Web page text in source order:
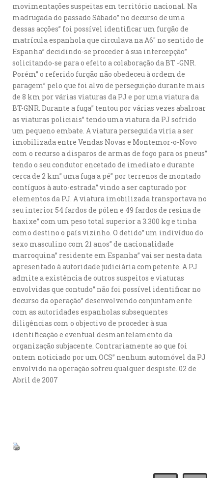
movimentações suspeitas em território nacional. Na
madrugada do passado Sábado” no decurso de uma
dessas acções” foi possível identificar um furgão de
matrícula espanhola que circulava na A6″ no sentido de
Espanha” decidindo-se proceder à sua intercepção”
solicitando-se para o efeito a colaboração da BT -GNR.
Porém” o referido furgão não obedeceu à ordem de
paragem” pelo que foi alvo de perseguição durante mais
de 8 km por várias viaturas da PJ e por uma viatura da
BT-GNR. Durante a fuga” tentou por várias vezes abalroar
as viaturas policiais” tendo uma viatura da PJ sofrido
um pequeno embate. A viatura perseguida viria a ser
imobilizada entre Vendas Novas e Montemor-o-Novo
com o recurso a disparos de armas de fogo para os pneus”
tendo o seu condutor encetado de imediato e durante
cerca de 2 km” uma fuga a pé” por terrenos de montado
contíguos à auto-estrada” vindo a ser capturado por
elementos da PJ. A viatura imobilizada transportava no
seu interior 54 fardos de pólen e 49 fardos de resina de
haxixe” com um peso total superior a 3.300 kg e tinha
como destino o país vizinho. O detido” um indivíduo do
sexo masculino com 21 anos” de nacionalidade
marroquina” residente em Espanha” vai ser nesta data
apresentado à autoridade judiciária competente. A PJ
admite a existência de outros suspeitos e viaturas
envolvidas que contudo” não foi possível identificar no
decurso da operação” desenvolvendo conjuntamente
com as autoridades espanholas subsequentes
diligências com o objectivo de proceder à sua
identificação e eventual desmantelamento da
organização subjacente. Contrariamente ao que foi
ontem noticiado por um OCS” nenhum automóvel da PJ
envolvido na operação sofreu qualquer despiste. 02 de
Abril de 2007